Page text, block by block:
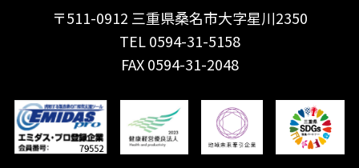
〒511-0912 三重県桑名市大字星川2350
TEL 0594-31-5158
FAX 0594-31-2048